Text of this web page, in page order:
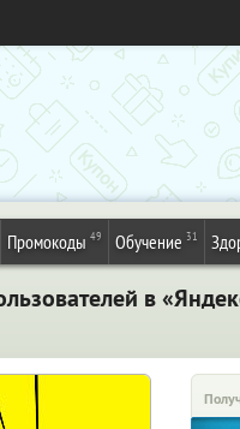
Промокоды 49 Обучение 31
в